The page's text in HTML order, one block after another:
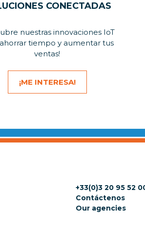
CONECTADAS
nuestras innovaciones IoT
tiempo y aumentar tus
ventas!
¡ME INTERESA!
+33(0)3 20 95 52
Contáctenos
Our agencies